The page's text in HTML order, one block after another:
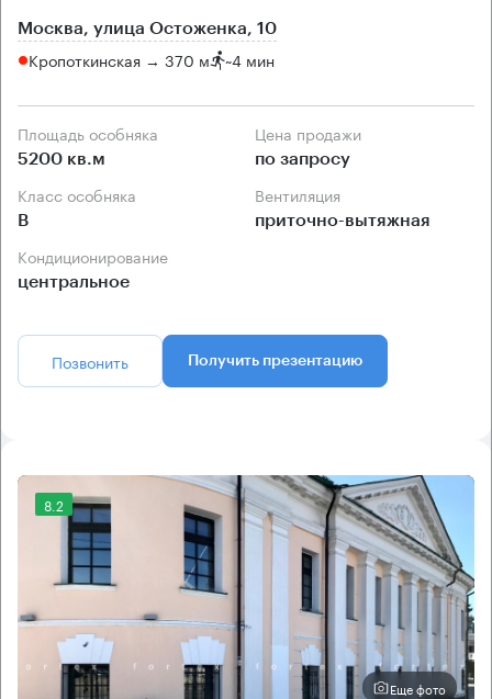
Москва, улица Остоженка, 10
Кропоткинская → 370 м ~4 мин
Площадь особняка
5200 кв.м
Цена продажи
по запросу
Класс особняка
B
Вентиляция
приточно-вытяжная
Кондиционирование
центральное
Позвонить Получить презентацию
8.2
Еще фото